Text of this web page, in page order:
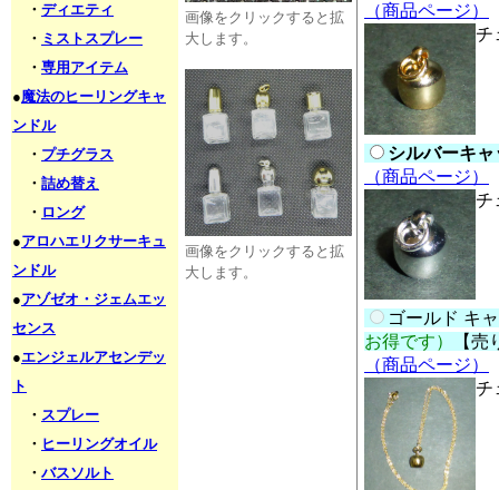
・ ディエティ
・ ミストスプレー
・ 専用アイテム
●魔法のヒーリングキャ
ンドル
・ プチグラス
・ 詰め替え
・ ロング
●アロハエリクサーキュ
ンドル
●アゾゼオ・ジェムエッ
センス
●エンジェルアセンデッ
ト
・ スプレー
・ ヒーリングオイル
・ バスソルト
画像をクリックすると拡
大します。
画像をクリックすると拡
大します。
（商品ページ）
チ
シルバーキ
（商品ページ）
チ
ゴールド キ
お得です）
【
（商品ページ）
チ